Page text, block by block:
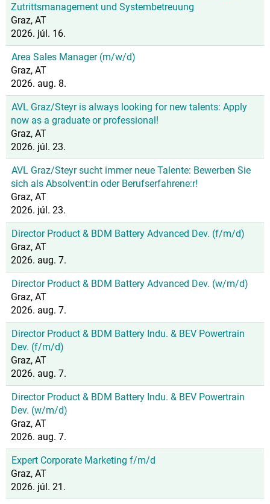
Zutrittsmanagement und Systembetreuung
Graz, AT
2026. júl. 16.
Area Sales Manager (m/w/d)
Graz, AT
2026. aug. 8.
AVL Graz/Steyr is always looking for new talents: Apply
now as a graduate or professional!
Graz, AT
2026. júl. 23.
AVL Graz/Steyr sucht immer neue Talente: Bewerben Sie
sich als Absolvent:in oder Berufserfahrene:r!
Graz, AT
2026. júl. 23.
Director Product & BDM Battery Advanced Dev. (f/m/d)
Graz, AT
2026. aug. 7.
Director Product & BDM Battery Advanced Dev. (w/m/d)
Graz, AT
2026. aug. 7.
Director Product & BDM Battery Indu. & BEV Powertrain
Dev. (f/m/d)
Graz, AT
2026. aug. 7.
Director Product & BDM Battery Indu. & BEV Powertrain
Dev. (w/m/d)
Graz, AT
2026. aug. 7.
Expert Corporate Marketing f/m/d
Graz, AT
2026. júl. 21.